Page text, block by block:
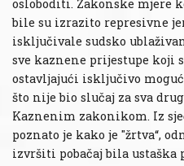
osloboditi. Zakonske mjere
bile su izrazito represivne
isključivale sudsko
sve kaznene prijestupe koji
ostavljajući isključivo
što nije bio slučaj za sva
Kaznenim zakonikom. Iz
poznato je kako je "žrtva“,
izvršiti pobačaj bila ustaška